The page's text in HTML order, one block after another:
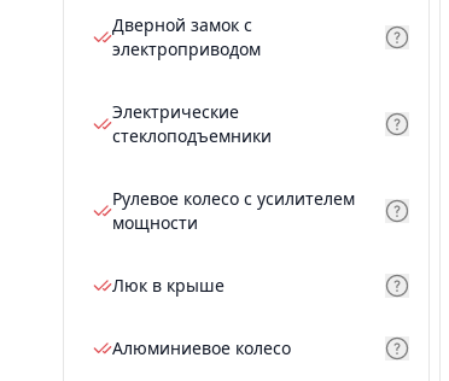
Дверной замок с
электроприводом
Электрические
стеклоподъемники
Рулевое колесо с усилителем
мощности
Люк в крыше
Алюминиевое колесо